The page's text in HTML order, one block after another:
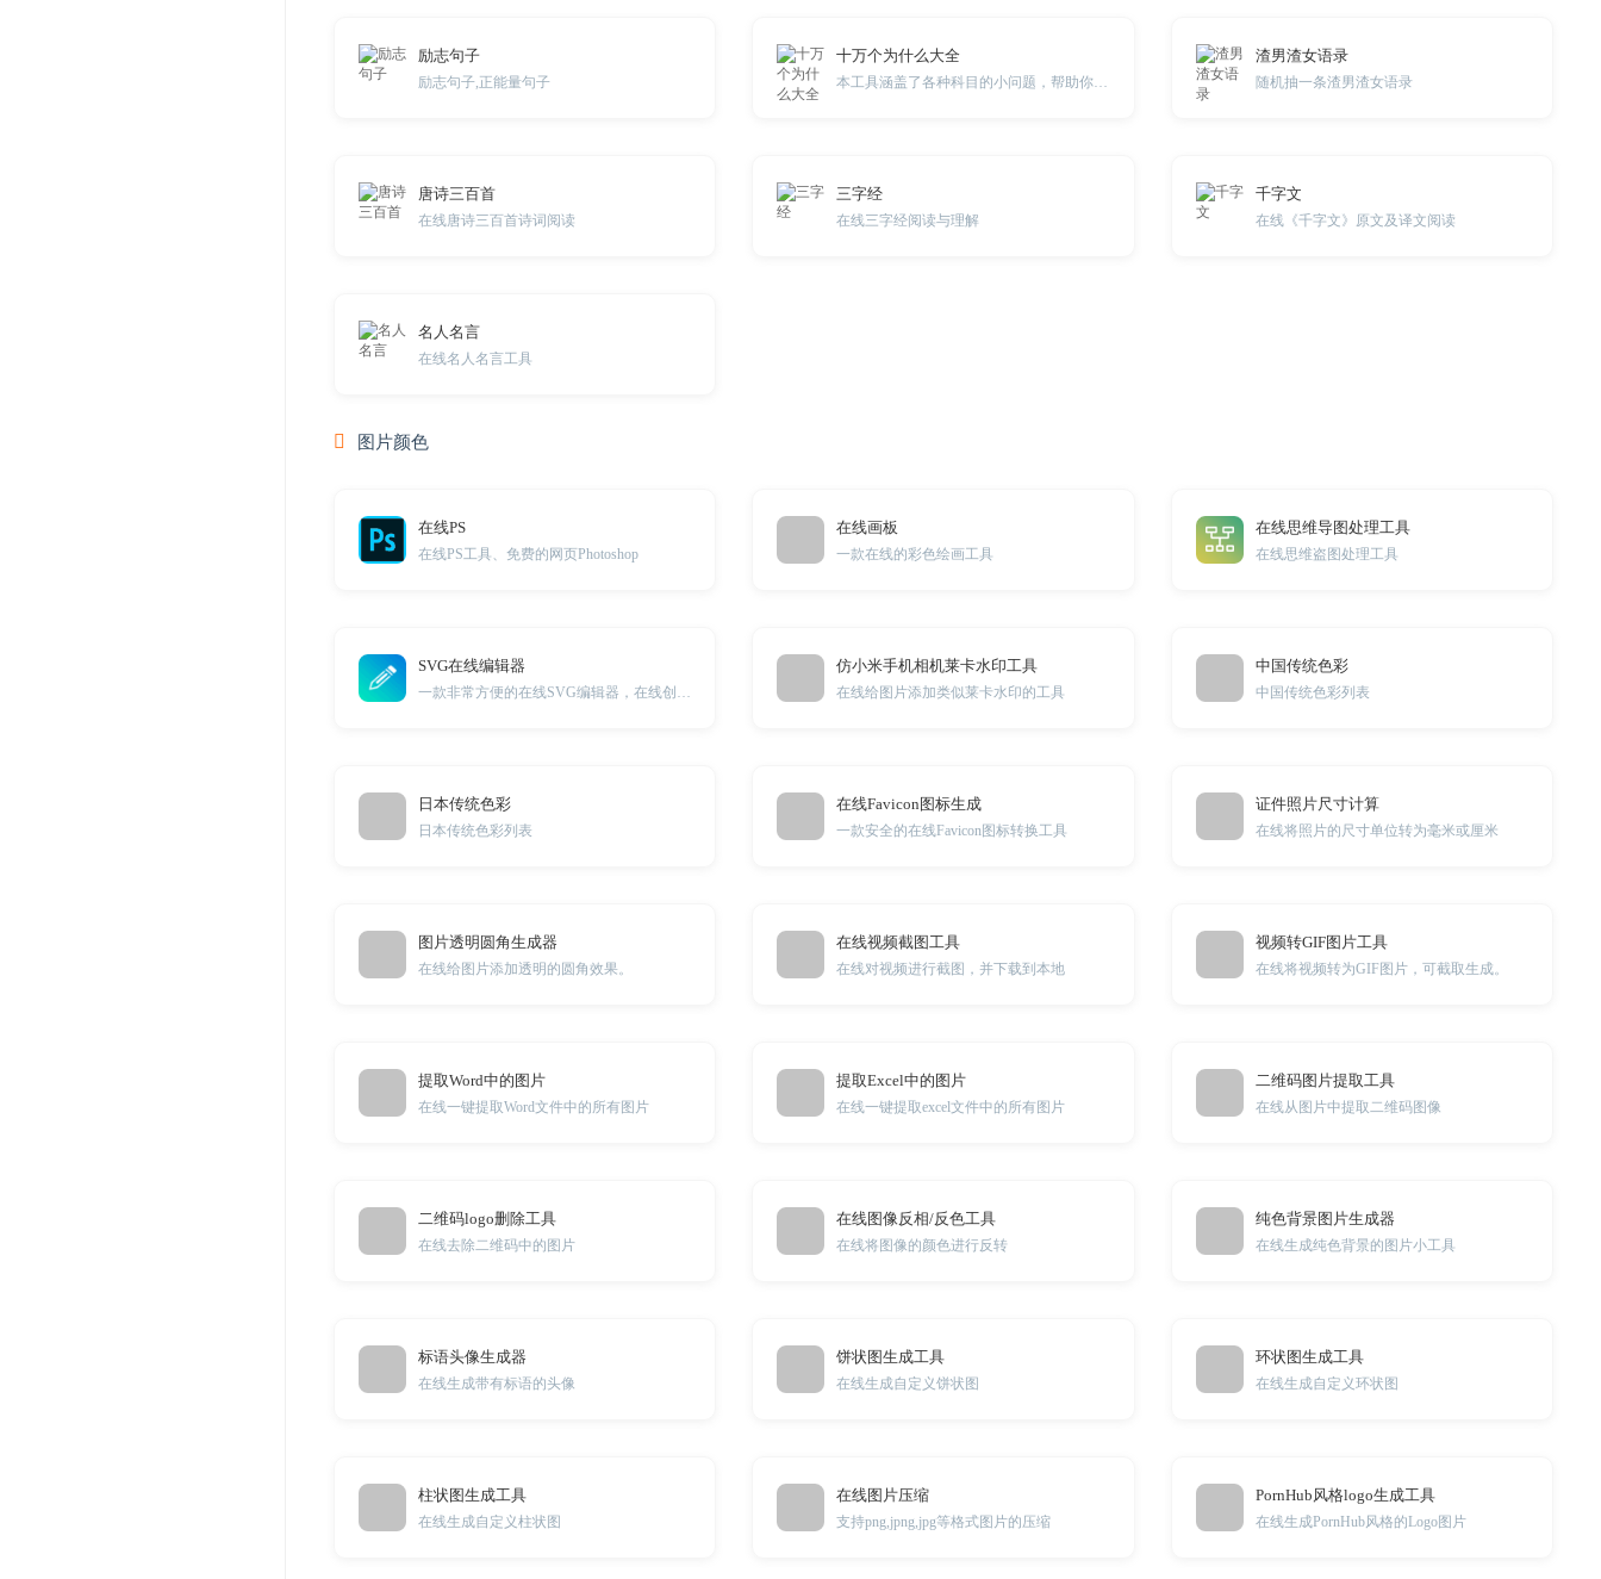
励志句子
励志句子,正能量句子
十万个为什么大全
本工具涵盖了各种科目的小问题，帮助你解答各种小知识。
渣男渣女语录
随机抽一条渣男渣女语录
唐诗三百首
在线唐诗三百首诗词阅读
三字经
在线三字经阅读与理解
千字文
在线《千字文》原文及译文阅读
名人名言
在线名人名言工具
图片颜色
在线PS
在线PS工具、免费的网页Photoshop
在线画板
一款在线的彩色绘画工具
在线思维导图处理工具
在线思维盗图处理工具
SVG在线编辑器 仿小米手机相机莱卡水印工具
在线给图片添加类似莱卡水印的工具
中国传统色彩
中国传统色彩列表
日本传统色彩
日本传统色彩列表
在线Favicon图标生成
一款安全的在线Favicon图标转换工具
证件照片尺寸计算
在线将照片的尺寸单位转为毫米或厘米
图片透明圆角生成器
在线给图片添加透明的圆角效果。
在线视频截图工具
在线对视频进行截图，并下载到本地
视频转GIF图片工具
在线将视频转为GIF图片，可截取生成。
提取Word中的图片
在线一键提取Word文件中的所有图片
提取Excel中的图片
在线一键提取excel文件中的所有图片
二维码图片提取工具
在线从图片中提取二维码图像
二维码logo删除工具
在线去除二维码中的图片
在线图像反相/反色工具
在线将图像的颜色进行反转
纯色背景图片生成器
在线生成纯色背景的图片小工具
标语头像生成器
在线生成带有标语的头像
饼状图生成工具
在线生成自定义饼状图
环状图生成工具
在线生成自定义环状图
柱状图生成工具
在线生成自定义柱状图
在线图片压缩
支持png,jpng,jpg等格式图片的压缩
PornHub风格logo生成工具
在线生成PornHub风格的Logo图片